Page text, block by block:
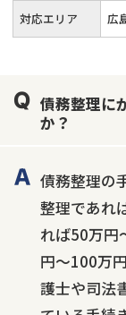
対応エリア 広
債務整理に
か？
債務整理の
整理であれ
れば50万円
円〜100万
護士や司法